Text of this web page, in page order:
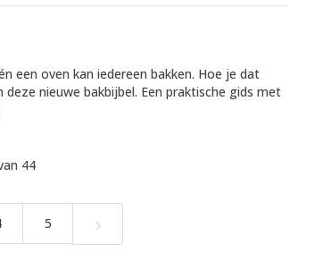
een oven kan iedereen bakken. Hoe je dat
nieuwe bakbijbel. Een praktische gids met
44
5 ›